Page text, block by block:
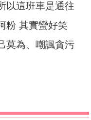
以這班車是通往
粉 其實蠻好笑
莫為、嘲諷貪污